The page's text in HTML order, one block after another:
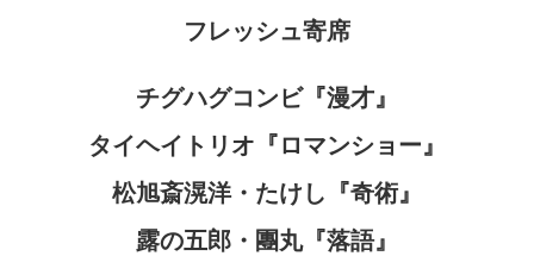
フレッシュ寄席
チグハグコンビ『漫才』
タイヘイトリオ『ロマンショー』
松旭斎滉洋・たけし『奇術』
露の五郎・團丸『落語』